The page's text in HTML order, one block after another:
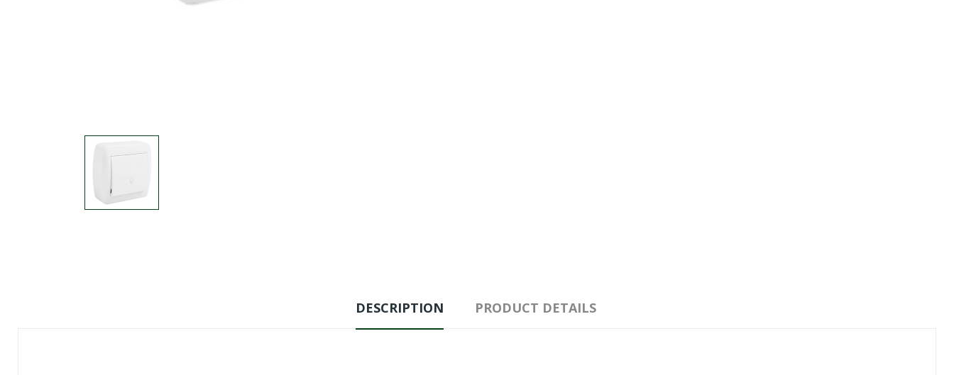
DESCRIPTION PRODUCT DETAILS